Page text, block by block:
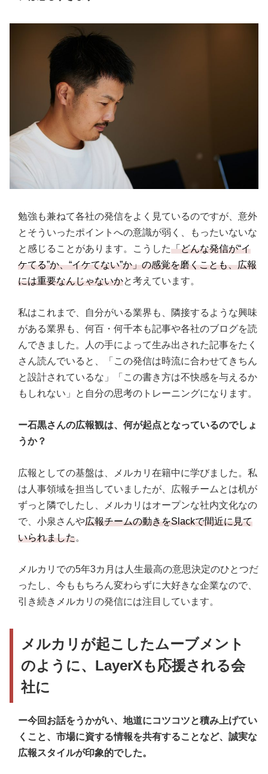
勉強も兼ねて各社の発信をよく見ているのですが、意外
とそういったポイントへの意識が弱く、もったいないな
と感じることがあります。こうした「どんな発信が“イ
ケてる”か、“イケてない”か」の感覚を磨くことも、広報
には重要なんじゃないかと考えています。
私はこれまで、自分がいる業界も、隣接するような興味
がある業界も、何百・何千本も記事や各社のブログを読
んできました。人の手によって生み出された記事をたく
さん読んでいると、「この発信は時流に合わせてきちん
と設計されているな」「この書き方は不快感を与えるか
もしれない」と自分の思考のトレーニングになります。
ー石黒さんの広報観は、何が起点となっているのでしょ
うか？
広報としての基盤は、メルカリ在籍中に学びました。私
は人事領域を担当していましたが、広報チームとは机が
ずっと隣でしたし、メルカリはオープンな社内文化なの
で、小泉さんや広報チームの動きをSlackで間近に見て
いられました。
メルカリでの5年3カ月は人生最高の意思決定のひとつだ
ったし、今ももちろん変わらずに大好きな企業なので、
引き続きメルカリの発信には注目しています。
メルカリが起こしたムーブメント
のように、LayerXも応援される会
社に
ー今回お話をうかがい、地道にコツコツと積み上げてい
くこと、市場に資する情報を共有することなど、誠実な
広報スタイルが印象的でした。